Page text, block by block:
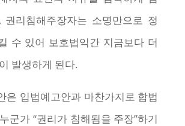
권리침해주장자는 소명만으로 정
수 있어 보호법익간 지금보다 더
발생하게 된다.
은 입법예고안과 마찬가지로 합법
군가 “권리가 침해됨을 주장”하기